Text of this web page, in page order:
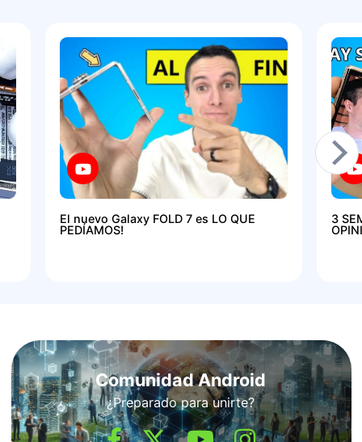
El nuevo Galaxy FOLD 7 es LO QUE
PEDÍAMOS!
3
Comunidad Android
¿Preparado para unirte?